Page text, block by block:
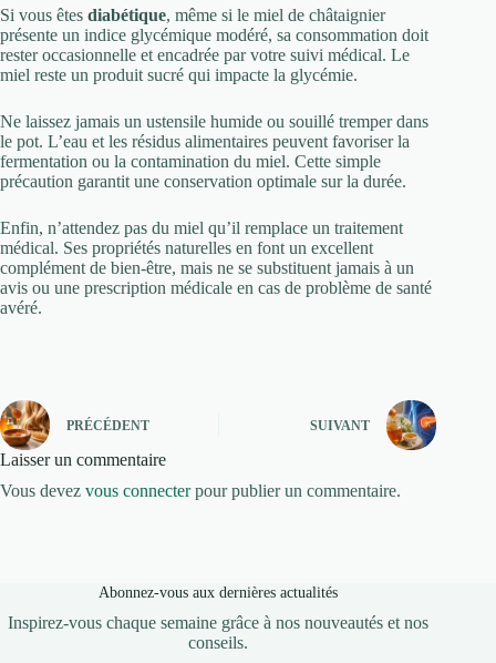
Si vous êtes diabétique, même si le miel de châtaignier
présente un indice glycémique modéré, sa consommation doit
rester occasionnelle et encadrée par votre suivi médical. Le
miel reste un produit sucré qui impacte la glycémie.
Ne laissez jamais un ustensile humide ou souillé tremper dans
le pot. L’eau et les résidus alimentaires peuvent favoriser la
fermentation ou la contamination du miel. Cette simple
précaution garantit une conservation optimale sur la durée.
Enfin, n’attendez pas du miel qu’il remplace un traitement
médical. Ses propriétés naturelles en font un excellent
complément de bien-être, mais ne se substituent jamais à un
avis ou une prescription médicale en cas de problème de santé
avéré.
PRÉCÉDENT SUIVANT
Laisser un commentaire
Vous devez vous connecterpour publier un commentaire.
Abonnez-vous aux dernières actualités
Inspirez-vous chaque semaine grâce à nos nouveautés et nos
conseils.